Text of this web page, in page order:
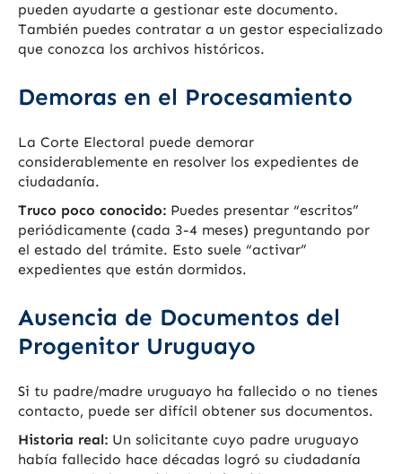
pueden ayudarte a gestionar este documento.
También puedes contratar a un gestor especializado
que conozca los archivos históricos.
Demoras en el Procesamiento
La Corte Electoral puede demorar
considerablemente en resolver los expedientes de
ciudadanía.
Truco poco conocido: Puedes presentar “escritos”
periódicamente (cada 3-4 meses) preguntando por
el estado del trámite. Esto suele “activar”
expedientes que están dormidos.
Ausencia de Documentos del
Progenitor Uruguayo
Si tu padre/madre uruguayo ha fallecido o no tienes
contacto, puede ser difícil obtener sus documentos.
Historia real: Un solicitante cuyo padre uruguayo
había fallecido hace décadas logró su ciudadanía